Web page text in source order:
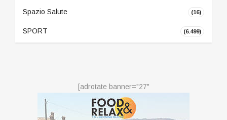
Spazio Salute (16)
SPORT (6.499)
[adrotate banner="27"